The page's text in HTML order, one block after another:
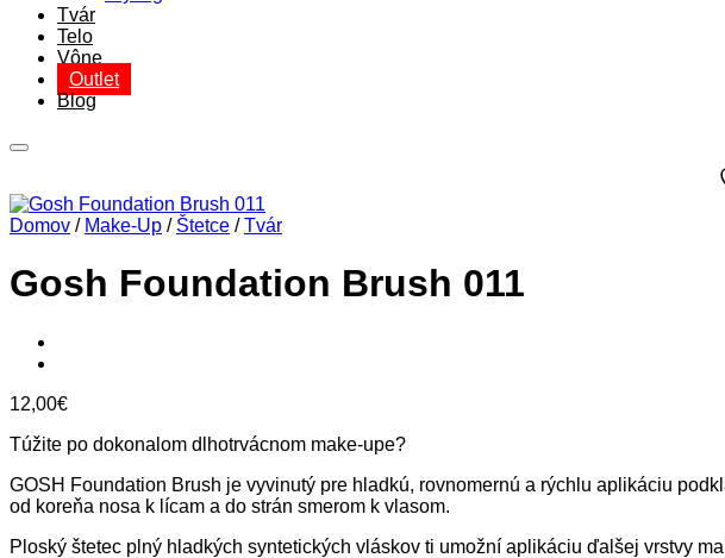
Tvár
Telo
Vône
Outlet
Blog
Domov / Make-Up / Štetce / Tvár
Gosh Foundation Brush 011
12,00€
Túžite po dokonalom dlhotrvácnom make-upe?
GOSH Foundation Brush je vyvinutý pre hladkú, rovnomernú a rýchlu aplikáciu
od koreňa nosa k lícam a do strán smerom k vlasom.
Ploský štetec plný hladkých syntetických vláskov ti umožní aplikáciu ďalšej vrstvy